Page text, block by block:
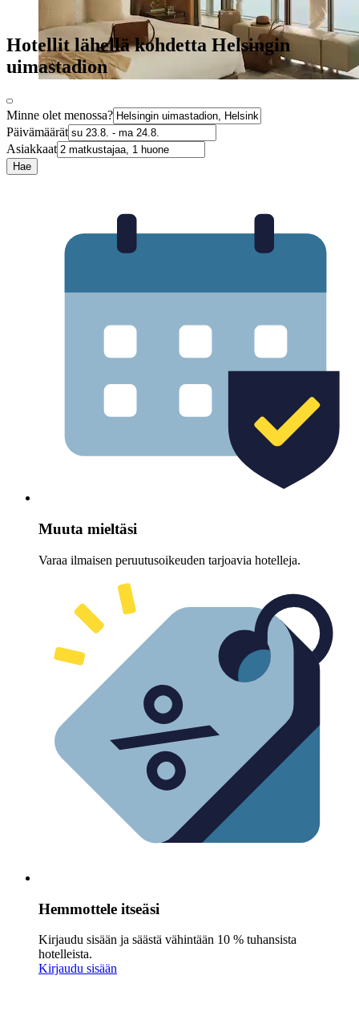
Hotellit lähellä kohdetta Helsingin
uimastadion
Minne olet menossa?
Päivämäärät
Asiakkaat
Hae
Muuta mieltäsi
Varaa ilmaisen peruutusoikeuden tarjoavia hotelleja.
Hemmottele itseäsi
Kirjaudu sisään ja säästä vähintään 10 % tuhansista
hotelleista.
Kirjaudu sisään